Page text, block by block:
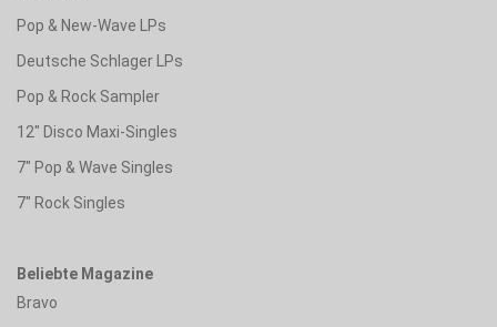
Pop & New-Wave LPs
Deutsche Schlager LPs
Pop & Rock Sampler
12" Disco Maxi-Singles
7" Pop & Wave Singles
7" Rock Singles
Beliebte Magazine
Bravo